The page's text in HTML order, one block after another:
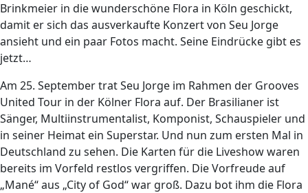
Brinkmeier in die wunderschöne Flora in Köln geschickt,
damit er sich das ausverkaufte Konzert von Seu Jorge
ansieht und ein paar Fotos macht. Seine Eindrücke gibt es
jetzt…
Am 25. September trat Seu Jorge im Rahmen der Grooves
United Tour in der Kölner Flora auf. Der Brasilianer ist
Sänger, Multiinstrumentalist, Komponist, Schauspieler und
in seiner Heimat ein Superstar. Und nun zum ersten Mal in
Deutschland zu sehen. Die Karten für die Liveshow waren
bereits im Vorfeld restlos vergriffen. Die Vorfreude auf
„Mané“ aus „City of God“ war groß. Dazu bot ihm die Flora